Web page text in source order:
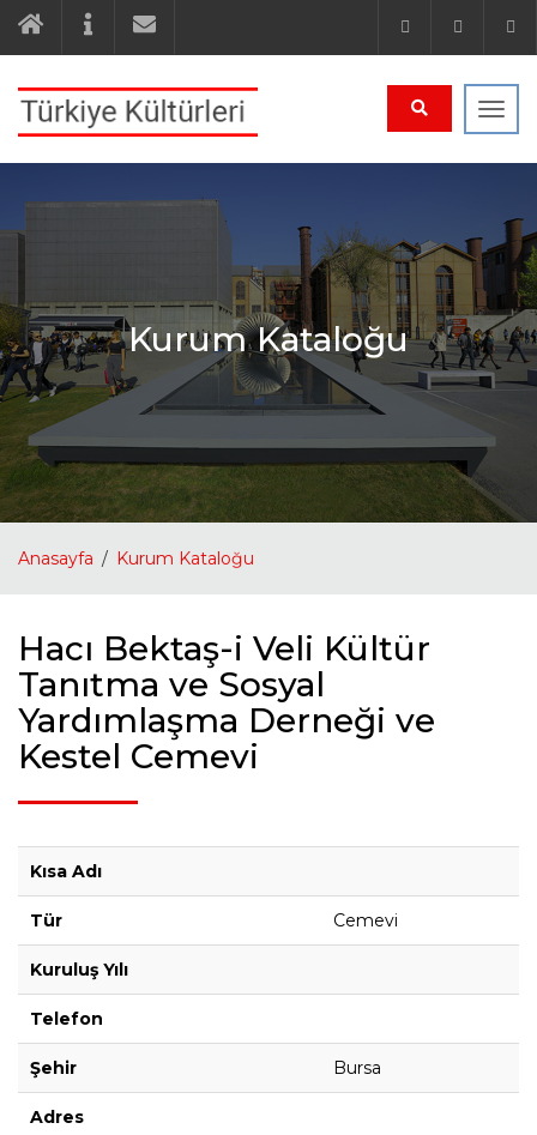
Kurum Kataloğu
Anasayfa Kurum Kataloğu
Hacı Bektaş-i Veli Kültür
Tanıtma ve Sosyal
Yardımlaşma Derneği ve
Kestel Cemevi
Kısa Adı
Tür Cemevi
Kuruluş Yılı
Telefon
Şehir Bursa
Adres